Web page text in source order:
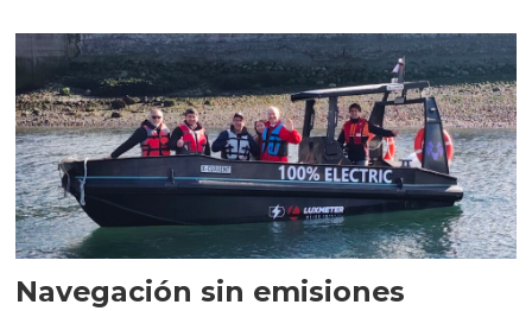
Navegación sin emisiones